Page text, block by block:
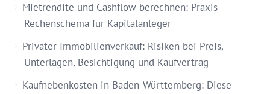
Mietrendite und Cashflow berechnen: Praxis-
Rechenschema für Kapitalanleger
Privater Immobilienverkauf: Risiken bei Preis,
Unterlagen, Besichtigung und Kaufvertrag
Kaufnebenkosten in Baden-Württemberg: Diese